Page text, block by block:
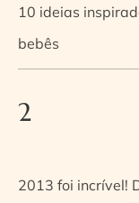
10 ideias
bebês
2
2013 foi incrível!